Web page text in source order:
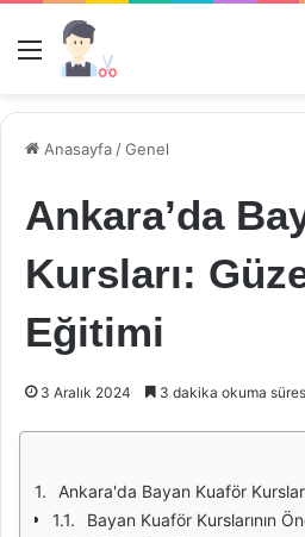
Menü
Anasayfa /Genel
Ankara’da
Kursları:
Eğitimi
3 Aralık 2024 3 dakika okuma
Ankara'da Bayan Kuaför
Bayan Kuaför Kurslarının